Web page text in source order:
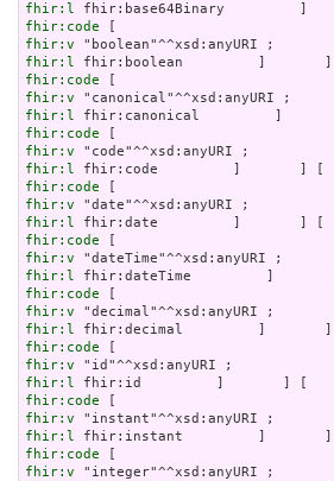
fhir:l
fhir:code
fhir:v
fhir:l
fhir:code
fhir:v
fhir:l
fhir:code
fhir:v
fhir:l
fhir:code
fhir:v
fhir:l
fhir:code
fhir:v
fhir:l
fhir:code
fhir:v
fhir:l
fhir:code
fhir:v
fhir:l
fhir:code
fhir:v
fhir:l
fhir:code
fhir:v